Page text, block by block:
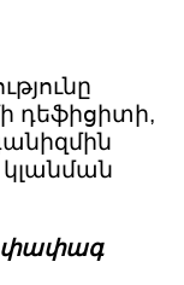
դեֆիցիտի,
կլանման
փափագ